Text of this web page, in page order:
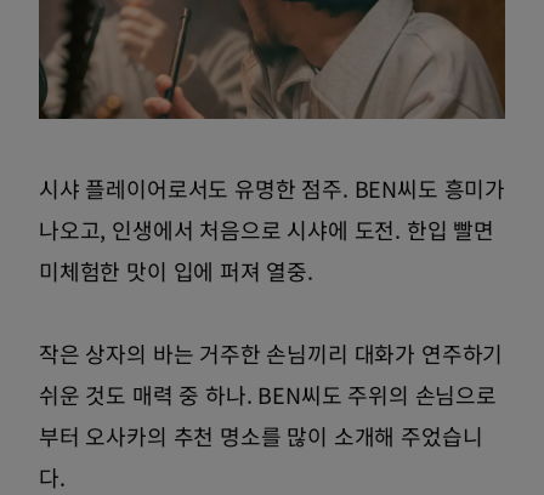
시샤 플레이어로서도 유명한 점주. BEN씨도 흥미가
나오고, 인생에서 처음으로 시샤에 도전. 한입 빨면
미체험한 맛이 입에 퍼져 열중.
작은 상자의 바는 거주한 손님끼리 대화가 연주하기
쉬운 것도 매력 중 하나. BEN씨도 주위의 손님으로
부터 오사카의 추천 명소를 많이 소개해 주었습니
다.